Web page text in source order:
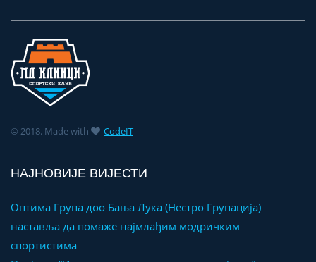
© 2018. Made with CodeIT
НАЈНОВИЈЕ ВИЈЕСТИ
Оптима Група доо Бања Лука (Нестро Групација)
наставља да помаже најмлађим модричким
спортистима